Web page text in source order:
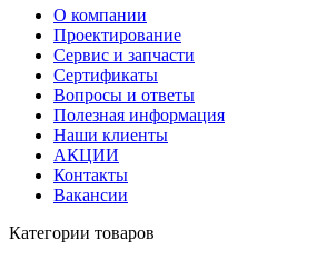
О компании
Проектирование
Сервис и запчасти
Сертификаты
Вопросы и ответы
Полезная информация
Наши клиенты
АКЦИИ
Контакты
Вакансии
Категории товаров